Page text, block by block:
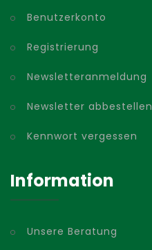
Benutzerkonto
Registrierung
Newsletteranmeldung
Newsletter abbestellen
Kennwort vergessen
Information
Unsere Beratung